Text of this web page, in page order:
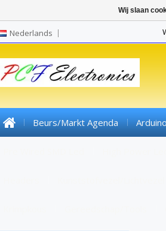
Nederlands
Beurs/markt Agenda
Wij slaan